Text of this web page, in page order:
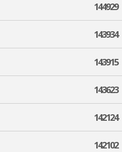
144929
143934
143915
143623
142124
142102